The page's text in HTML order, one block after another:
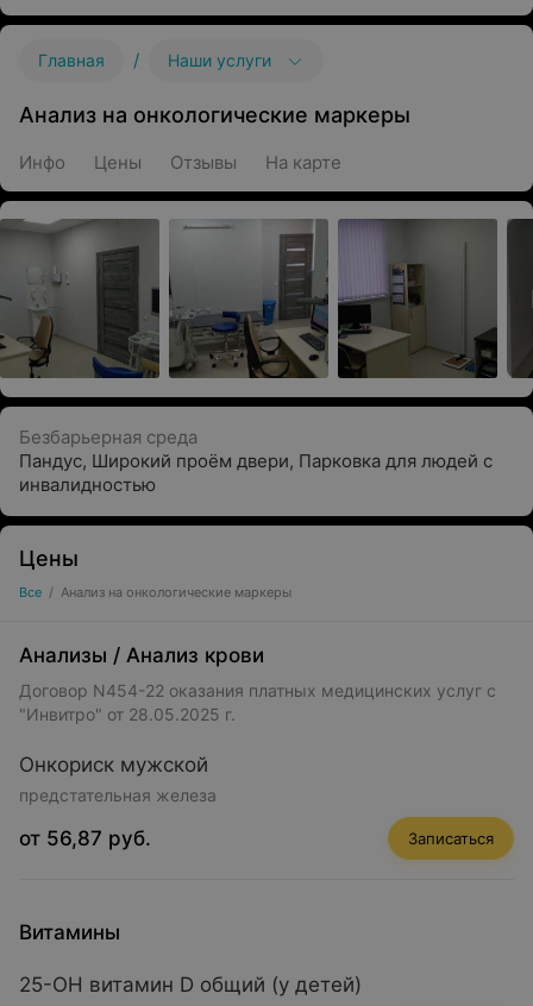
Главная / Наши услуги
Анализ на онкологические маркеры
Инфо Цены Отзывы На карте
Безбарьерная среда
Пандус, Широкий проём двери, Парковка для людей с
инвалидностью
Цены
Все / Анализ на онкологические маркеры
Анализы / Анализ крови
Договор N454-22 оказания платных медицинских услуг с
"Инвитро" от 28.05.2025 г.
Онкориск мужской
предстательная железа
от 56,87 руб. Записаться
Витамины
25-OH витамин D общий (у детей)